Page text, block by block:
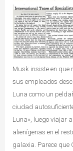
Musk insiste en que
sus empleados
Luna como un
ciudad
Luna», luego viajar
alienígenas en el
galaxia. Parece que